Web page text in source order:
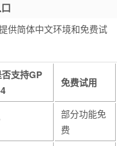
供简体中文环境和免费试
否支持GP
免费试用
部分功能免
费